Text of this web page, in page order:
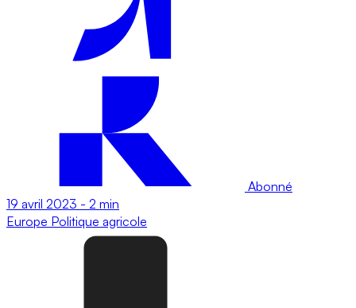
Abonné
19 avril 2023 - 2 min
Europe Politique agricole